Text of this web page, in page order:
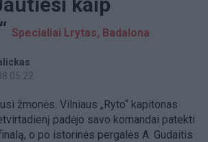
Specialiai Lrytas, Badalona
05:22
žmonės. Vilniaus „Ryto“ kapitonas
padėjo savo komandai patekti
o po istorinės pergalės A. Gudaitis